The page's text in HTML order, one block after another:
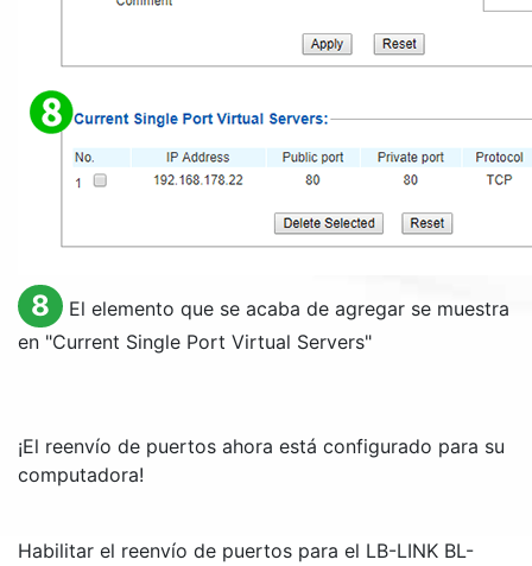
8
El elemento que se acaba de agregar se muestra
en "Current Single Port Virtual Servers"
¡El reenvío de puertos ahora está configurado para su
computadora!
Habilitar el reenvío de puertos para el LB-LINK BL-